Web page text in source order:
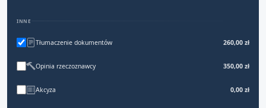
INNE
Tłumaczenie dokumentów 260,00 zł
Opinia rzeczoznawcy 350,00 zł
Akcyza 0,00 zł